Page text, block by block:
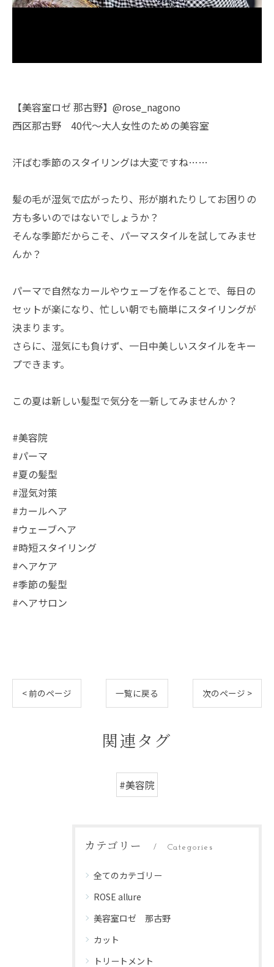
【美容室ロゼ 那古野】@rose_nagono
西区那古野 40代～大人女性のための美容室
汗ばむ季節のスタイリングは大変ですね……
髪の毛が湿気で広がったり、形が崩れたりしてお困りの
方も多いのではないでしょうか？
そんな季節だからこそ、パーマスタイルを試してみませ
んか？
パーマで自然なカールやウェーブを作ることで、毎日の
セットが楽になり、忙しい朝でも簡単にスタイリングが
決まります。
さらに、湿気にも負けず、一日中美しいスタイルをキー
プできます。
この夏は新しい髪型で気分を一新してみませんか？
#美容院
#パーマ
#夏の髪型
#湿気対策
#カールヘア
#ウェーブヘア
#時短スタイリング
#ヘアケア
#季節の髪型
#ヘアサロン
< 前のページ 一覧に戻る 次のページ >
関連タグ
#美容院
カテゴリー Categories
全てのカテゴリー
ROSE allure
美容室ロゼ 那古野
カット
トリートメント